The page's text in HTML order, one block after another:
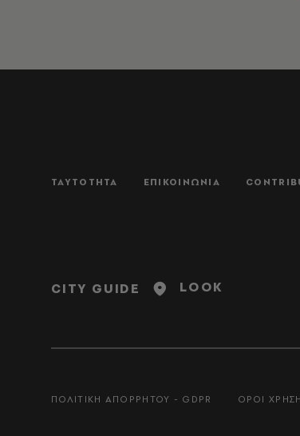
ΤΑΥΤΟΤΗΤΑ ΕΠΙΚΟΙΝΩΝΙΑ
CITY GUIDE LOOK
ΠΟΛΙΤΙΚΗ ΑΠΟΡΡΗΤΟΥ - GDPR ΟΡΟΙ